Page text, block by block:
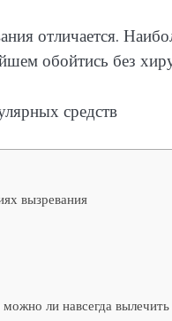
отличается.
обойтись без
вызревания
ли навсегда вылечить